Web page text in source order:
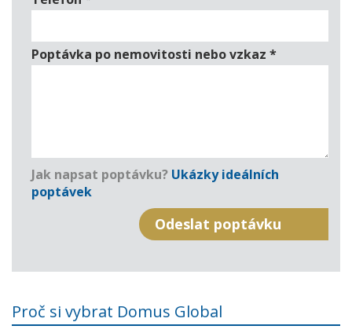
Poptávka po nemovitosti nebo vzkaz *
Jak napsat poptávku? Ukázky ideálních
poptávek
Proč si vybrat Domus Global